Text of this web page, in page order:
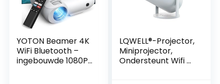
YOTON Beamer 4K
WiFi Bluetooth –
ingebouwde 1080P
LQWELL®-Projector,
Miniprojector,
Ondersteunt Wifi 6,